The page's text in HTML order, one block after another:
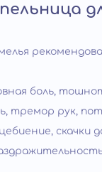
боль,
тремор рук,
скачки